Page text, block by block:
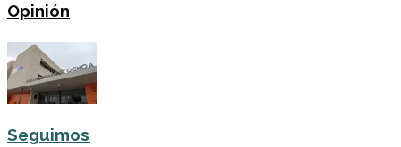
Opinión
Seguimos